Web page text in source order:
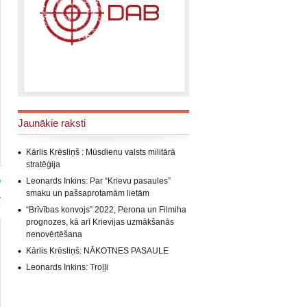
Jaunākie raksti
Kārlis Krēsliņš : Mūsdienu valsts militārā
stratēģija
Leonards Inkins: Par “Krievu pasaules”
smaku un pašsaprotamām lietām
“Brīvības konvojs” 2022, Perona un Filmiha
prognozes, kā arī Krievijas uzmākšanās
nenovērtēšana
Kārlis Krēsliņš: NĀKOTNES PASAULE
Leonards Inkins: Troļļi